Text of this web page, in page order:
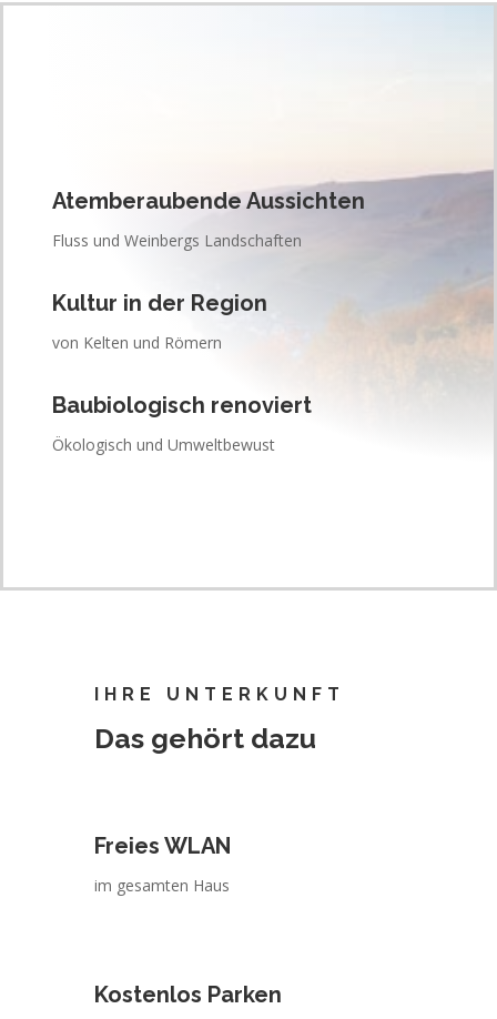
Atemberaubende Aussichten
Fluss und Weinbergs Landschaften
Kultur in der Region
von Kelten und Römern
Baubiologisch renoviert
Ökologisch und Umweltbewust
IHRE UNTERKUNFT
Das gehört dazu
Freies WLAN
im gesamten Haus
Kostenlos Parken